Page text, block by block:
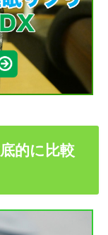
的に比較